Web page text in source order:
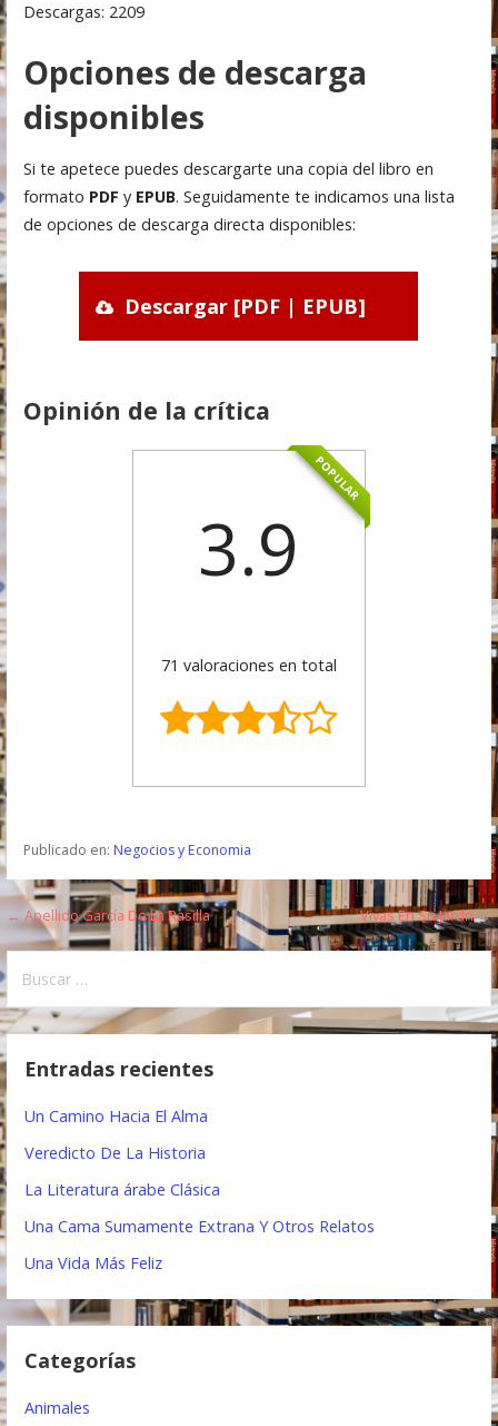
Descargas: 2209
Opciones de descarga
disponibles
Si te apetece puedes descargarte una copia del libro en
formato PDF y EPUB. Seguidamente te indicamos una lista
de opciones de descarga directa disponibles:
Descargar [PDF | EPUB]
Opinión de la crítica
POPULAR
3.9
71 valoraciones en total
Publicado en: Negocios y Economia
N
a
v
e
a
ó
d
← Apellido García De La Rasilla Vivas En Su Jardn →
s
Entradas recientes
Un Camino Hacia El Alma
Veredicto De La Historia
La Literatura árabe Clásica
Una Cama Sumamente Extrana Y Otros Relatos
Una Vida Más Feliz
Categorías
Animales